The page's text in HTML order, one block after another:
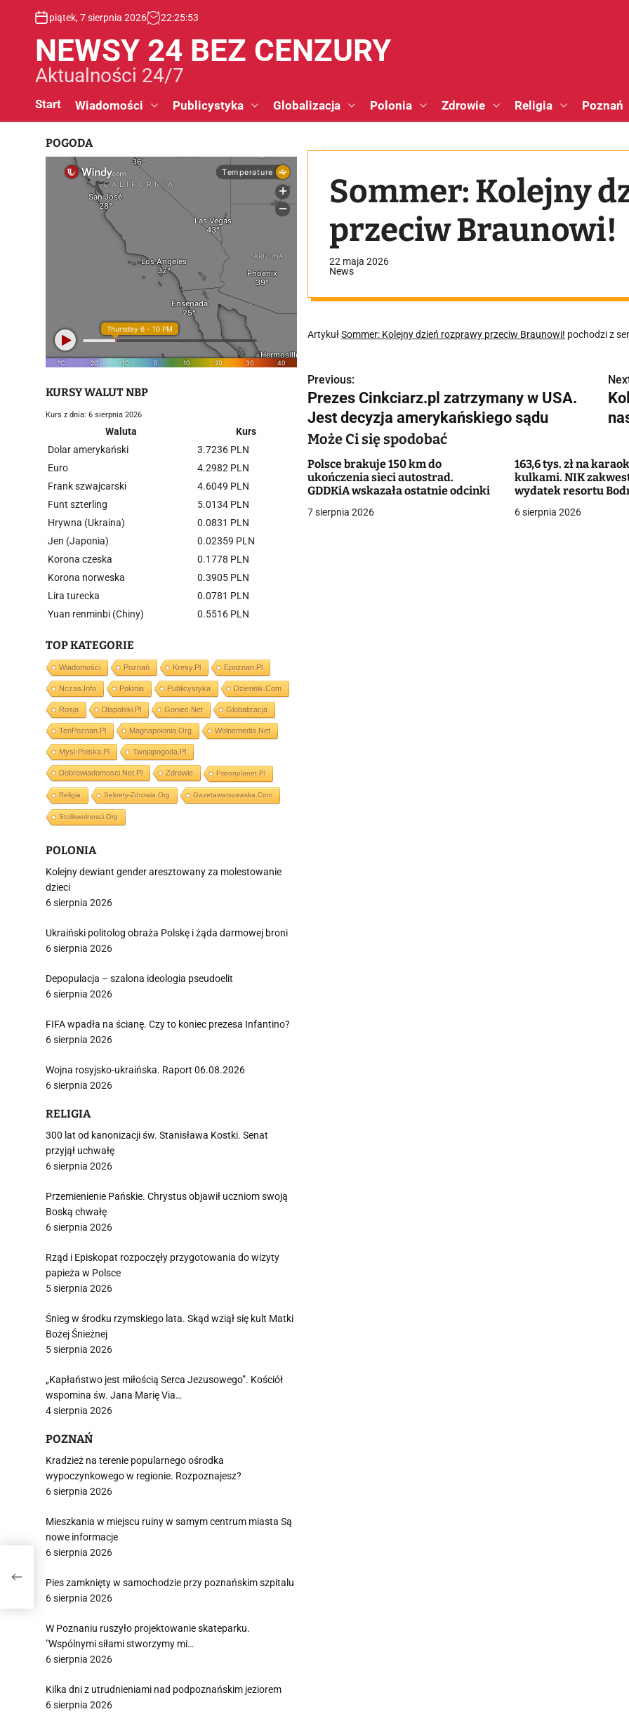
piątek, 7 sierpnia 2026 22:25:54
NEWSY 24 BEZ CENZURY
Aktualności 24/7
Start Wiadomości Publicystyka Globalizacja Polonia Zdrowie Religia Poznań
Sommer: Kolejny
przeciw Braunowi!
22 maja 2026
News
ArtykułSommer: Kolejny dzień rozprawy przeciw Braunowi! pochodzi z
N
a
w
i
g
a
Previous:
Prezes Cinkciarz.pl zatrzymany w USA.
Jest decyzja amerykańskiego sądu
Może Ci się spodobać
Polsce brakuje 150 km do
ukończenia sieci autostrad.
GDDKiA wskazała ostatnie odcinki
7 sierpnia 2026
163,6 tys. zł na
kulkami. NIK
wydatek resortu
6 sierpnia 2026
POGODA
KURSY WALUT NBP
Kurs z dnia: 6 sierpnia 2026
Waluta
Kurs
Dolar amerykański
3.7236 PLN
Euro
4.2982 PLN
Frank szwajcarski
4.6049 PLN
Funt szterling
5.0134 PLN
Hrywna (Ukraina)
0.0831 PLN
Jen (Japonia)
0.02359 PLN
Korona czeska
0.1778 PLN
Korona norweska
0.3905 PLN
Lira turecka
0.0781 PLN
Yuan renminbi (Chiny)
0.5516 PLN
TOP KATEGORIE
Wiadomości Poznań Kresy.pl Epoznan.pl
Nczas.info Polonia Publicystyka Dziennik.com
Rosja Dlapolski.pl Goniec.net Globalizacja
TenPoznan.pl Magnapolonia.org Wolnemedia.net
Mysl-Polska.pl Twojapogoda.pl
Dobrewiadomosci.net.pl Zdrowie Prisonplanet.pl
Religia Sekrety-Zdrowia.org Gazetawarszawska.com
Stolikwolnosci.org
POLONIA
Kolejny dewiant gender aresztowany za molestowanie
dzieci
6 sierpnia 2026
Ukraiński politolog obraża Polskę i żąda darmowej broni
6 sierpnia 2026
Depopulacja – szalona ideologia pseudoelit
6 sierpnia 2026
FIFA wpadła na ścianę. Czy to koniec prezesa Infantino?
6 sierpnia 2026
Wojna rosyjsko-ukraińska. Raport 06.08.2026
6 sierpnia 2026
RELIGIA
300 lat od kanonizacji św. Stanisława Kostki. Senat
przyjął uchwałę
6 sierpnia 2026
Przemienienie Pańskie. Chrystus objawił uczniom swoją
Boską chwałę
6 sierpnia 2026
Rząd i Episkopat rozpoczęły przygotowania do wizyty
papieża w Polsce
5 sierpnia 2026
Śnieg w środku rzymskiego lata. Skąd wziął się kult Matki
Bożej Śnieżnej
5 sierpnia 2026
„Kapłaństwo jest miłością Serca Jezusowego”. Kościół
wspomina św. Jana Marię Via…
4 sierpnia 2026
POZNAŃ
Kradzież na terenie popularnego ośrodka
wypoczynkowego w regionie. Rozpoznajesz?
6 sierpnia 2026
Mieszkania w miejscu ruiny w samym centrum miasta Są
nowe informacje
6 sierpnia 2026
Pies zamknięty w samochodzie przy poznańskim szpitalu
6 sierpnia 2026
W Poznaniu ruszyło projektowanie skateparku.
"Wspólnymi siłami stworzymy mi…
6 sierpnia 2026
Kilka dni z utrudnieniami nad podpoznańskim jeziorem
6 sierpnia 2026